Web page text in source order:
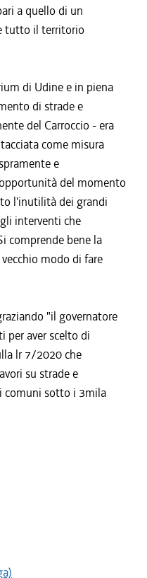
a quello di un
tutto il territorio
di Udine e in piena
di strade e
del Carroccio - era
come misura
e
del momento
l'inutilità dei grandi
interventi che
comprende bene la
modo di fare
"il governatore
per aver scelto di
lr 7/2020 che
su strade e
comuni sotto i 3mila